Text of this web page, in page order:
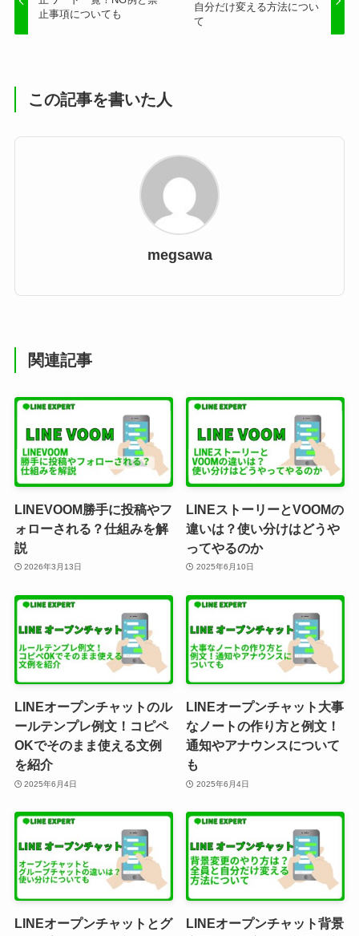
止事項についても
自分だけ変える方法につい
て
この記事を書いた人
megsawa
関連記事
LINEVOOM勝手に投稿やフ
ォローされる？仕組みを解
説
2026年3月13日
LINEストーリーとVOOMの
違いは？使い分けはどうや
ってやるのか
2025年6月10日
LINEオープンチャットのル
ールテンプレ例文！コピペ
OKでそのまま使える文例
を紹介
2025年6月4日
LINEオープンチャット大事
なノートの作り方と例文！
通知やアナウンスについて
も
2025年6月4日
LINEオープンチャットとグ
LINEオープンチャット背景